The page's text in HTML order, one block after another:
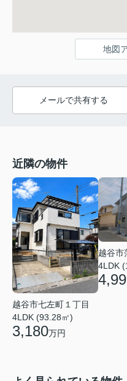
地図
メールで共有する
近隣の物件
越谷市七左町１丁目
4LDK (93.28㎡)
3,180万円
越谷市
4LDK